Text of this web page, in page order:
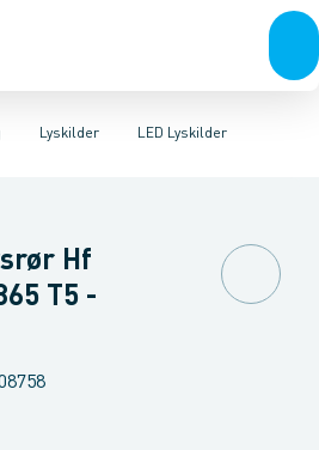
Lyskilder
LysstyringTilbehør til
LED Lyskilder
LampeMetalhalogen
Hf
T5 -